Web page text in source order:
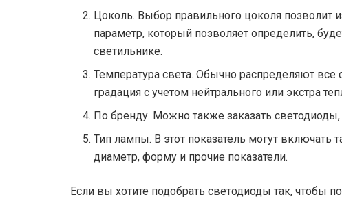
Цоколь. Выбор правильного цоколя позволит
параметр, который позволяет определить,
светильнике.
Температура света. Обычно распределяют
градация с учетом нейтрального или экстра
По бренду. Можно также заказать
Тип лампы. В этот показатель могут включать
диаметр, форму и прочие показатели.
Если вы хотите подобрать светодиоды так, чтобы